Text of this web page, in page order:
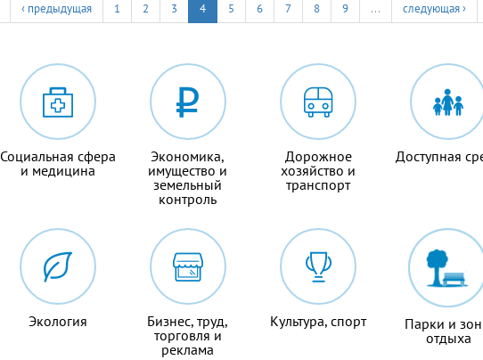
‹ предыдущая 1 2 3 4 5 6 7 8 9 … следующая ›
Социальная сфера
и медицина
Экономика,
имущество и
земельный
контроль
Дорожное
хозяйство и
транспорт
Доступная
Экология
Бизнес, труд,
торговля и
реклама
Культура, спорт
Парки и
отдыха